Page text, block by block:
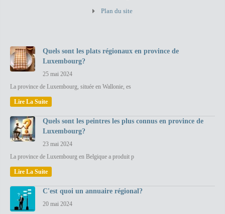
Plan du site
Quels sont les plats régionaux en province de
Luxembourg?
25 mai 2024
La province de Luxembourg, située en Wallonie, es
Lire La Suite
Quels sont les peintres les plus connus en province de
Luxembourg?
23 mai 2024
La province de Luxembourg en Belgique a produit p
Lire La Suite
C'est quoi un annuaire régional?
20 mai 2024